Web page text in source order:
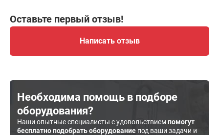
Оставьте первый отзыв!
Написать отзыв
Необходима помощь в подборе
оборудования?
Наши опытные специалисты с удовольствиемпомогут
бесплатно подобрать оборудование под ваши задачи и